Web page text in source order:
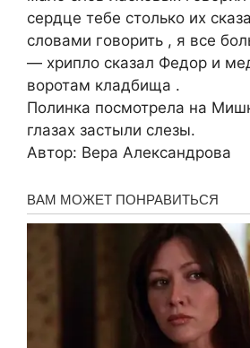
сердце тебе столько их
словами говорить , я все
— хрипло сказал Федор и
воротам кладбища .
Полинка посмотрела на
глазах застыли слезы.
Автор: Вера Александрова